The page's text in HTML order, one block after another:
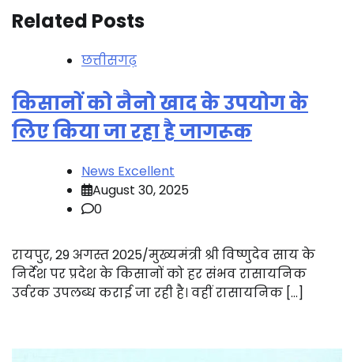
Related Posts
छत्तीसगढ़
किसानों को नैनो खाद के उपयोग के
लिए किया जा रहा है जागरूक
News Excellent
August 30, 2025
0
रायपुर, 29 अगस्त 2025/मुख्यमंत्री श्री विष्णुदेव साय के
निर्देश पर प्रदेश के किसानों को हर संभव रासायनिक
उर्वरक उपलब्ध कराई जा रही है। वहीं रासायनिक […]